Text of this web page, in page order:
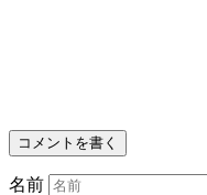
コメントを書く
名前